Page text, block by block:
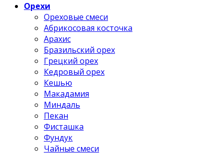
Орехи
Ореховые смеси
Абрикосовая косточка
Арахис
Бразильский орех
Грецкий орех
Кедровый орех
Кешью
Макадамия
Миндаль
Пекан
Фисташка
Фундук
Чайные смеси